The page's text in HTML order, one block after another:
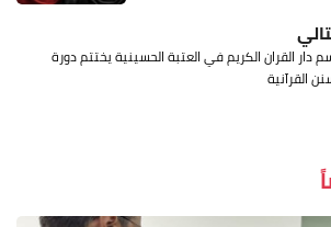
دار القران الكريم في العتبة الحسينية يختتم دورة
القرآنية